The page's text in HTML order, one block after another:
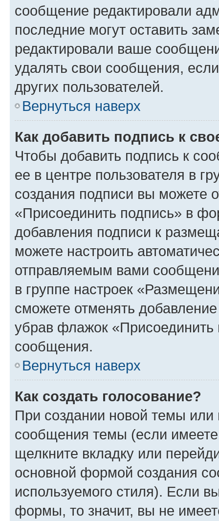
сообщение редактировали
последние могут оставить
редактировали ваше
удалять свои сообщения,
других пользователей.
Вернуться наверх
Как добавить подпись к
Чтобы добавить подпись к
ее в центре пользователя в
создания подписи вы можете
«Присоединить подпись» в
добавления подписи к
можете настроить
отправляемым вами
в группе настроек
сможете отменять
убрав флажок
сообщения.
Вернуться наверх
Как создать голосование?
При создании новой темы или
сообщения темы (если
щелкните вкладку или
основной формой создания
используемого стиля). Если
формы, то значит, вы не